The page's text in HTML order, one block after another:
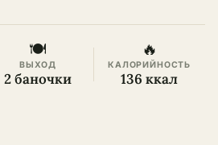
🍽
ВЫХОД
2 баночки
🔥
КАЛОРИЙНОСТЬ
136 ккал